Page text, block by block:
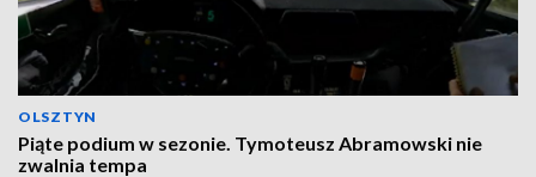
OLSZTYN
Piąte podium w sezonie. Tymoteusz Abramowski nie
zwalnia tempa